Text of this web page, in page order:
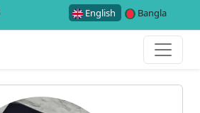
English Bangla